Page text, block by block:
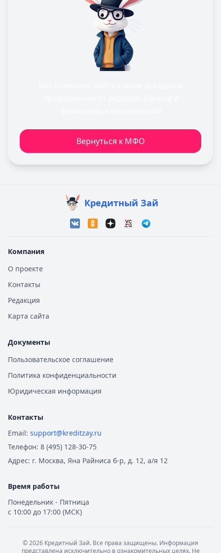
Вернуться к МФО
Кредитный Зай
Компания
О проекте
Контакты
Редакция
Карта сайта
Документы
Пользовательское соглашение
Политика конфиденциальности
Юридическая информация
Контакты
Email: support@kreditzay.ru
Телефон: 8 (495) 128-30-75
Адрес: г. Москва, Яна Райниса б-р, д. 12, а/я 12
Время работы
Понедельник - Пятница
с 10:00 до 17:00 (МСК)
©2026 Кредитный Зай. Все права защищены. Информация
представлена исключительно в ознакомительных целях. Не